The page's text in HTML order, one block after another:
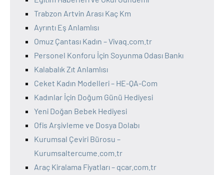
Trabzon Artvin Arası Kaç Km
Ayrıntı Eş Anlamlısı
Omuz Çantası Kadın – Vivaq.com.tr
Personel Konforu İçin Soyunma Odası Bankı
Kalabalık Zıt Anlamlısı
Ceket Kadın Modelleri – HE-QA-Com
Kadınlar İçin Doğum Günü Hediyesi
Yeni Doğan Bebek Hediyesi
Ofis Arşivleme ve Dosya Dolabı
Kurumsal Çeviri Bürosu –
Kurumsaltercume.com.tr
Araç Kiralama Fiyatları – qcar.com.tr